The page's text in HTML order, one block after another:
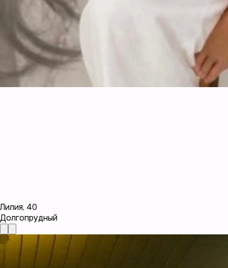
Лилия, 40
Долгопрудный